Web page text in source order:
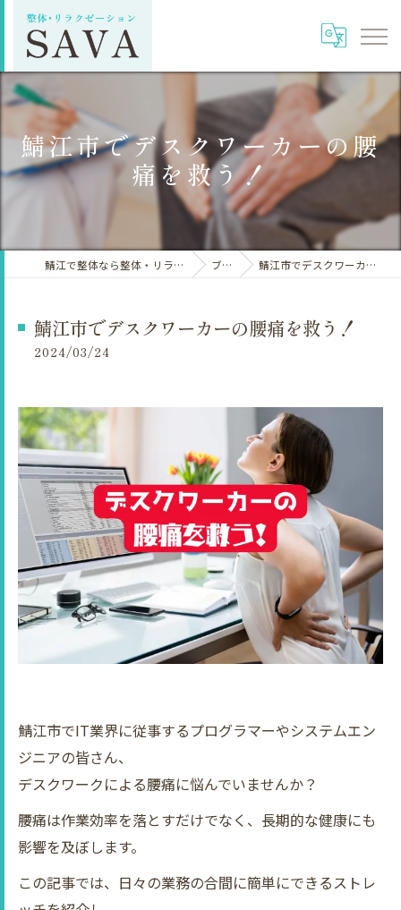
鯖江市でデスクワーカーの腰
痛を救う！
鯖江で整体なら整体・リラクゼーションSAVA ブログ 鯖江市でデスクワーカーの腰痛を救う！
鯖江市でデスクワーカーの腰痛を救う！
2024/03/24
鯖江市でIT業界に従事するプログラマーやシステムエン
ジニアの皆さん、
デスクワークによる腰痛に悩んでいませんか？
腰痛は作業効率を落とすだけでなく、長期的な健康にも
影響を及ぼします。
この記事では、日々の業務の合間に簡単にできるストレ